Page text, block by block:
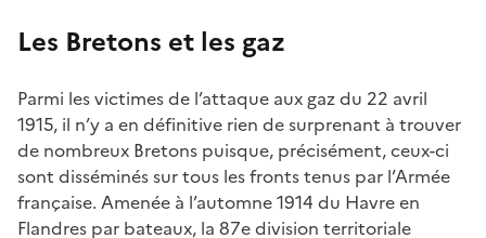
Les Bretons et les gaz
Parmi les victimes de l’attaque aux gaz du 22 avril
1915, il n’y a en définitive rien de surprenant à trouver
de nombreux Bretons puisque, précisément, ceux-ci
sont disséminés sur tous les fronts tenus par l’Armée
française. Amenée à l’automne 1914 du Havre en
Flandres par bateaux, la 87e division territoriale